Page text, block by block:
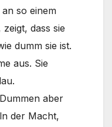
so einem
dass sie
dumm sie ist.
aus. Sie
aber
der Macht,